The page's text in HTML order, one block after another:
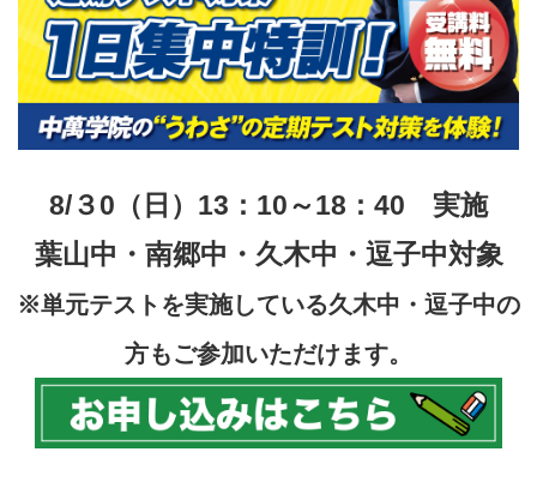
8/３0（日）13：10～18：40 実施
葉山中・南郷中・久木中・逗子中対象
※単元テストを実施している久木中・逗子中の
方もご参加いただけます。